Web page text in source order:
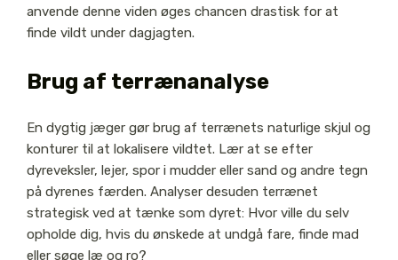
anvende denne viden øges chancen drastisk for at
finde vildt under dagjagten.
Brug af terrænanalyse
En dygtig jæger gør brug af terrænets naturlige skjul og
konturer til at lokalisere vildtet. Lær at se efter
dyreveksler, lejer, spor i mudder eller sand og andre tegn
på dyrenes færden. Analyser desuden terrænet
strategisk ved at tænke som dyret: Hvor ville du selv
opholde dig, hvis du ønskede at undgå fare, finde mad
eller søge læ og ro?